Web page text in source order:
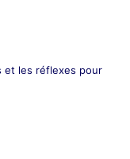
et les réflexes pour